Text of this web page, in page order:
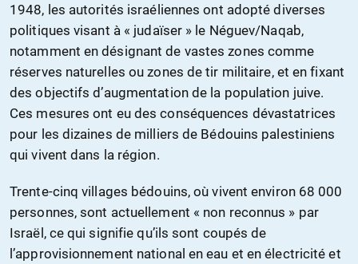
1948, les autorités israéliennes ont adopté diverses
politiques visant à « judaïser » le Néguev/Naqab,
notamment en désignant de vastes zones comme
réserves naturelles ou zones de tir militaire, et en fixant
des objectifs d’augmentation de la population juive.
Ces mesures ont eu des conséquences dévastatrices
pour les dizaines de milliers de Bédouins palestiniens
qui vivent dans la région.
Trente-cinq villages bédouins, où vivent environ 68 000
personnes, sont actuellement « non reconnus » par
Israël, ce qui signifie qu’ils sont coupés de
l’approvisionnement national en eau et en électricité et